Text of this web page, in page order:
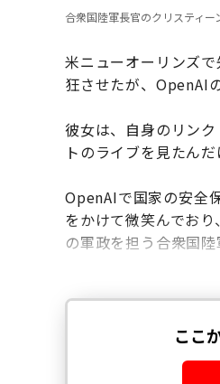
合衆国陸軍長官のクリスティ
米ニューオーリンズ
狂させたが、OpenAI
彼女は、自身のリン
トのライブを見たん
OpenAIで国家の安全
をかけて微笑んでお
の軍政を担う合衆国